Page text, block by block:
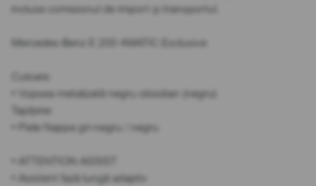
incluse comisionul de import și transportul.
Mercedes-Benz E 200 4MATIC Exclusive
Culoare:
• Vopsea metalizată negru obsidian (negru)
Tapițerie:
• Piele Nappa gri-negru / negru
• ATTENTION ASSIST
• Asistent fază lungă adaptiv